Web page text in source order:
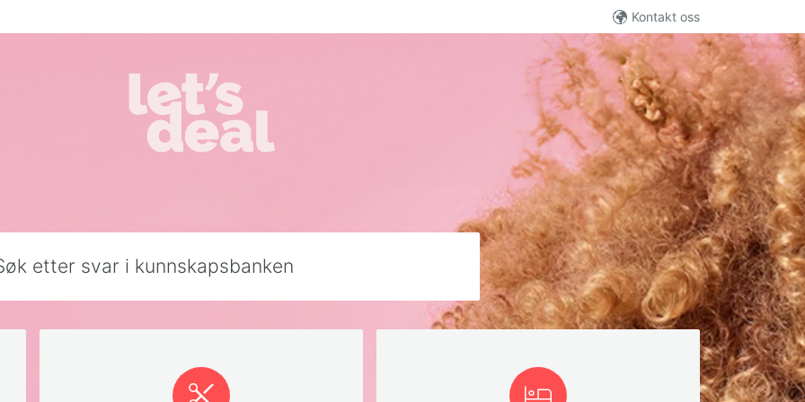
Kontakt oss